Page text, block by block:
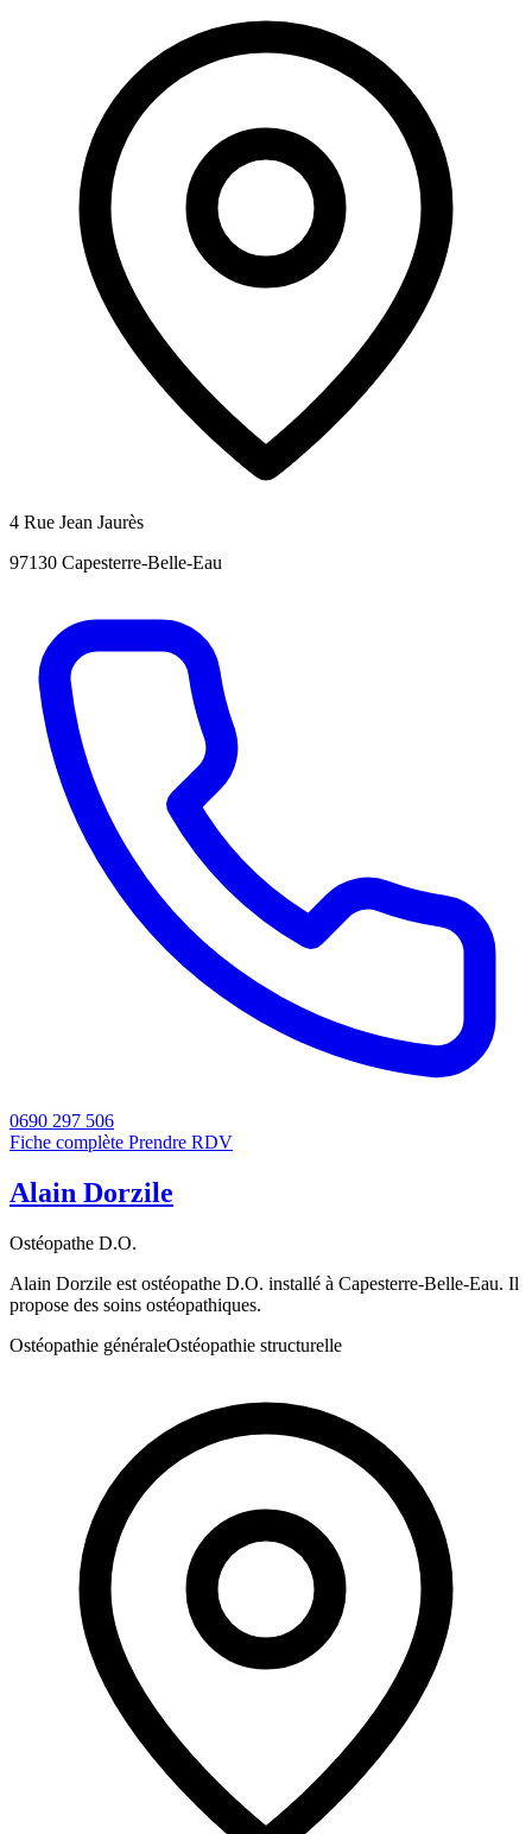
4 Rue Jean Jaurès
97130 Capesterre-Belle-Eau
0690 297 506
Fiche complète Prendre RDV
Alain Dorzile
Ostéopathe D.O.
Alain Dorzile est ostéopathe D.O. installé à Capesterre-Belle-Eau. Il
propose des soins ostéopathiques.
Ostéopathie généraleOstéopathie structurelle